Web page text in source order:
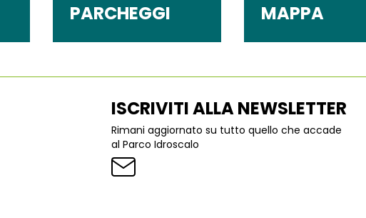
PARCHEGGI MAPPA
ISCRIVITI ALLA NEWSLETTER
Rimani aggiornato su tutto quello che accade
al Parco Idroscalo